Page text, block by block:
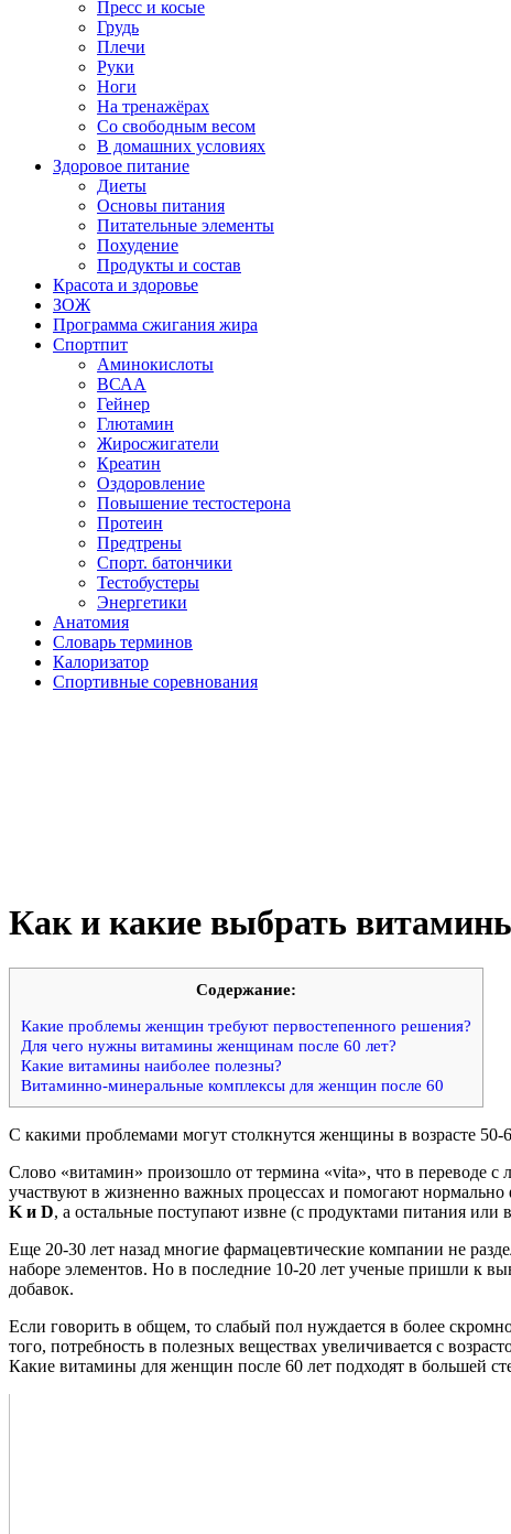
Пресс и косые
Грудь
Плечи
Руки
Ноги
На тренажёрах
Со свободным весом
В домашних условиях
Здоровое питание
Диеты
Основы питания
Питательные элементы
Похудение
Продукты и состав
Красота и здоровье
ЗОЖ
Программа сжигания жира
Спортпит
Аминокислоты
ВСАА
Гейнер
Глютамин
Жиросжигатели
Креатин
Оздоровление
Повышение тестостерона
Протеин
Предтрены
Спорт. батончики
Тестобустеры
Энергетики
Анатомия
Словарь терминов
Калоризатор
Спортивные соревнования
Как и какие выбрать
Cодержание:
Какие проблемы женщин требуют первостепенного решения?
Для чего нужны витамины женщинам после 60 лет?
Какие витамины наиболее полезны?
Витаминно-минеральные комплексы для женщин после 60
С какими проблемами могут столкнутся женщины в возрасте 50-
Слово «витамин» произошло от термина «vita», что в переводе с
участвуют в жизненно важных процессах и помогают
K и D, а остальные поступают извне (с продуктами питания
Еще 20-30 лет назад многие фармацевтические компании не
наборе элементов. Но в последние 10-20 лет ученые пришли к
добавок.
Если говорить в общем, то слабый пол нуждается в более
того, потребность в полезных веществах увеличивается с
Какие витамины для женщин после 60 лет подходят в большей